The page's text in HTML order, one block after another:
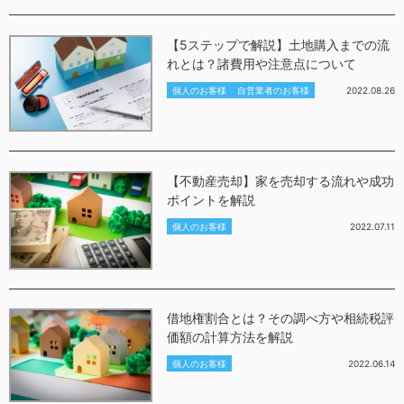
【5ステップで解説】土地購入までの流
れとは？諸費用や注意点について
個人のお客様 自営業者のお客様 2022.08.26
【不動産売却】家を売却する流れや成功
ポイントを解説
個人のお客様 2022.07.11
借地権割合とは？その調べ方や相続税評
価額の計算方法を解説
個人のお客様 2022.06.14